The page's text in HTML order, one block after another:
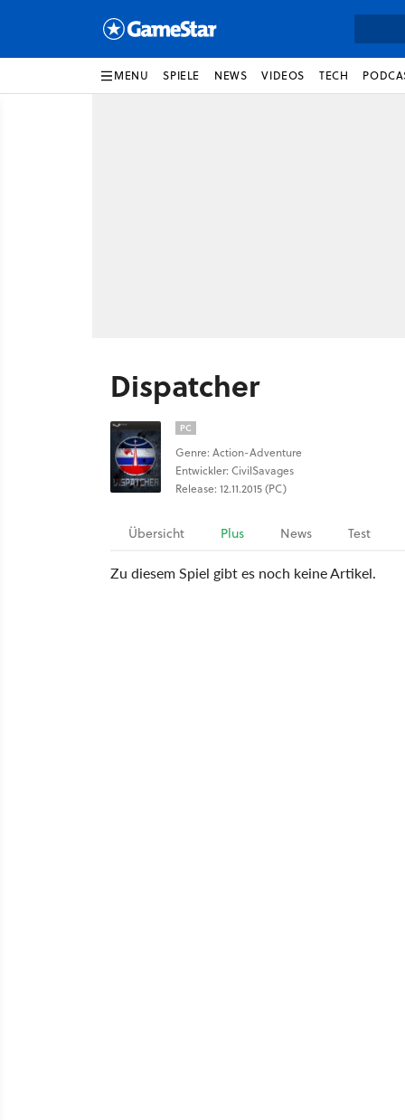
MENU SPIELE NEWS VIDEOS TECH
Dispatcher
PC
Genre: Action-Adventure
Entwickler: CivilSavages
Release: 12.11.2015 (PC)
Übersicht Plus News Test
Zu diesem Spiel gibt es noch keine Artikel.